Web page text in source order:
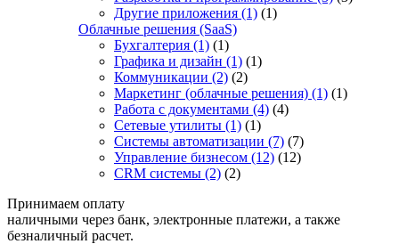
Другие приложения (1) (1)
Облачные решения (SaaS)
Бухгалтерия (1) (1)
Графика и дизайн (1) (1)
Коммуникации (2) (2)
Маркетинг (облачные решения) (1) (1)
Работа с документами (4) (4)
Сетевые утилиты (1) (1)
Системы автоматизации (7) (7)
Управление бизнесом (12) (12)
CRM системы (2) (2)
Принимаем оплату
наличными через банк, электронные платежи, а также
безналичный расчет.